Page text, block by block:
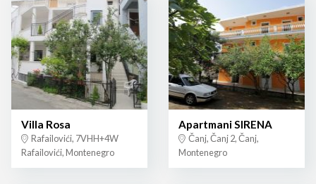
Villa Rosa
Rafailovići, 7VHH+4W
Rafailovići, Montenegro
Apartmani SIRENA
Čanj, Čanj 2, Čanj,
Montenegro